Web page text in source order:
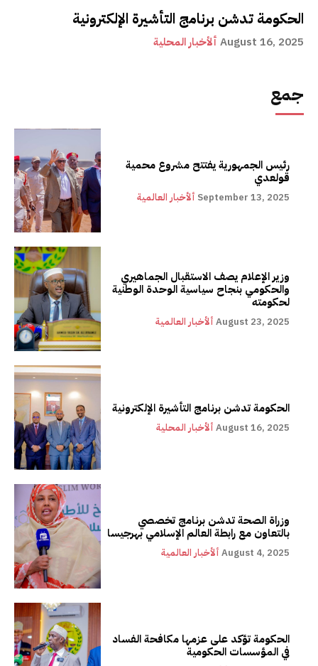
الحكومة تدشن برنامج التأشيرة الإلكترونية
ألأخبار المحلية August 16, 2025
جمع
رئيس الجمهورية يفتتح مشروع محمية
قولعدي
ألأخبار العالمية September 13, 2025
وزير الإعلام يصف الاستقبال الجماهيري
والحكومي بنجاح سياسية الوحدة الوطنية
لحكومته
ألأخبار العالمية August 23, 2025
الحكومة تدشن برنامج التأشيرة الإلكترونية
ألأخبار المحلية August 16, 2025
وزراة الصحة تدشن برنامج تخصصي
بالتعاون مع رابطة العالم الإسلامي بهرجيسا
ألأخبار العالمية August 4, 2025
الحكومة تؤكد على عزمها مكافحة الفساد
في المؤسسات الحكومية